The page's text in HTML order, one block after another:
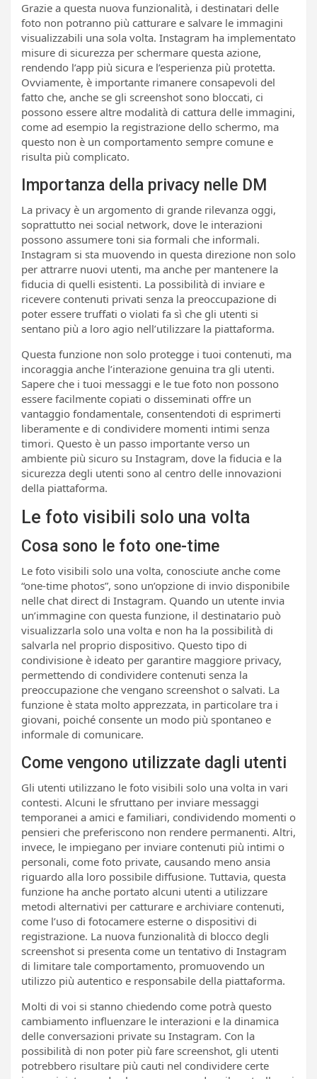
Grazie a questa nuova funzionalità, i destinatari delle
foto non potranno più catturare e salvare le immagini
visualizzabili una sola volta. Instagram ha implementato
misure di sicurezza per schermare questa azione,
rendendo l’app più sicura e l’esperienza più protetta.
Ovviamente, è importante rimanere consapevoli del
fatto che, anche se gli screenshot sono bloccati, ci
possono essere altre modalità di cattura delle immagini,
come ad esempio la registrazione dello schermo, ma
questo non è un comportamento sempre comune e
risulta più complicato.
Importanza della privacy nelle DM
La privacy è un argomento di grande rilevanza oggi,
soprattutto nei social network, dove le interazioni
possono assumere toni sia formali che informali.
Instagram si sta muovendo in questa direzione non solo
per attrarre nuovi utenti, ma anche per mantenere la
fiducia di quelli esistenti. La possibilità di inviare e
ricevere contenuti privati senza la preoccupazione di
poter essere truffati o violati fa sì che gli utenti si
sentano più a loro agio nell’utilizzare la piattaforma.
Questa funzione non solo protegge i tuoi contenuti, ma
incoraggia anche l’interazione genuina tra gli utenti.
Sapere che i tuoi messaggi e le tue foto non possono
essere facilmente copiati o disseminati offre un
vantaggio fondamentale, consentendoti di esprimerti
liberamente e di condividere momenti intimi senza
timori. Questo è un passo importante verso un
ambiente più sicuro su Instagram, dove la fiducia e la
sicurezza degli utenti sono al centro delle innovazioni
della piattaforma.
Le foto visibili solo una volta
Cosa sono le foto one-time
Le foto visibili solo una volta, conosciute anche come
“one-time photos”, sono un’opzione di invio disponibile
nelle chat direct di Instagram. Quando un utente invia
un’immagine con questa funzione, il destinatario può
visualizzarla solo una volta e non ha la possibilità di
salvarla nel proprio dispositivo. Questo tipo di
condivisione è ideato per garantire maggiore privacy,
permettendo di condividere contenuti senza la
preoccupazione che vengano screenshot o salvati. La
funzione è stata molto apprezzata, in particolare tra i
giovani, poiché consente un modo più spontaneo e
informale di comunicare.
Come vengono utilizzate dagli utenti
Gli utenti utilizzano le foto visibili solo una volta in vari
contesti. Alcuni le sfruttano per inviare messaggi
temporanei a amici e familiari, condividendo momenti o
pensieri che preferiscono non rendere permanenti. Altri,
invece, le impiegano per inviare contenuti più intimi o
personali, come foto private, causando meno ansia
riguardo alla loro possibile diffusione. Tuttavia, questa
funzione ha anche portato alcuni utenti a utilizzare
metodi alternativi per catturare e archiviare contenuti,
come l’uso di fotocamere esterne o dispositivi di
registrazione. La nuova funzionalità di blocco degli
screenshot si presenta come un tentativo di Instagram
di limitare tale comportamento, promuovendo un
utilizzo più autentico e responsabile della piattaforma.
Molti di voi si stanno chiedendo come potrà questo
cambiamento influenzare le interazioni e la dinamica
delle conversazioni private su Instagram. Con la
possibilità di non poter più fare screenshot, gli utenti
potrebbero risultare più cauti nel condividere certe